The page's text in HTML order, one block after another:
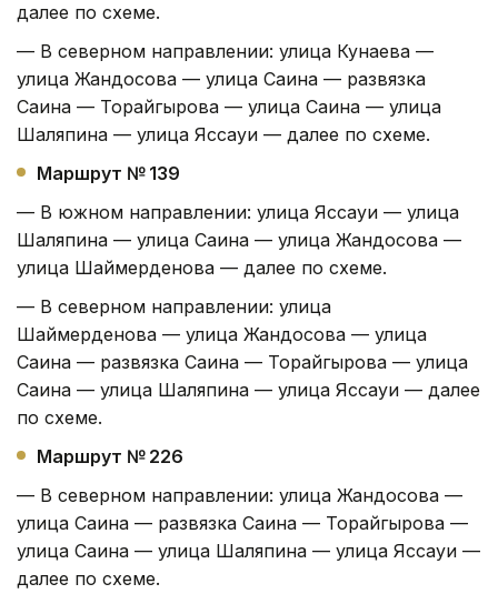
далее по схеме.
— В северном направлении: улица Кунаева —
улица Жандосова — улица Саина — развязка
Саина — Торайгырова — улица Саина — улица
Шаляпина — улица Яссауи — далее по схеме.
Маршрут № 139
— В южном направлении: улица Яссауи — улица
Шаляпина — улица Саина — улица Жандосова —
улица Шаймерденова — далее по схеме.
— В северном направлении: улица
Шаймерденова — улица Жандосова — улица
Саина — развязка Саина — Торайгырова — улица
Саина — улица Шаляпина — улица Яссауи — далее
по схеме.
Маршрут № 226
— В северном направлении: улица Жандосова —
улица Саина — развязка Саина — Торайгырова —
улица Саина — улица Шаляпина — улица Яссауи —
далее по схеме.